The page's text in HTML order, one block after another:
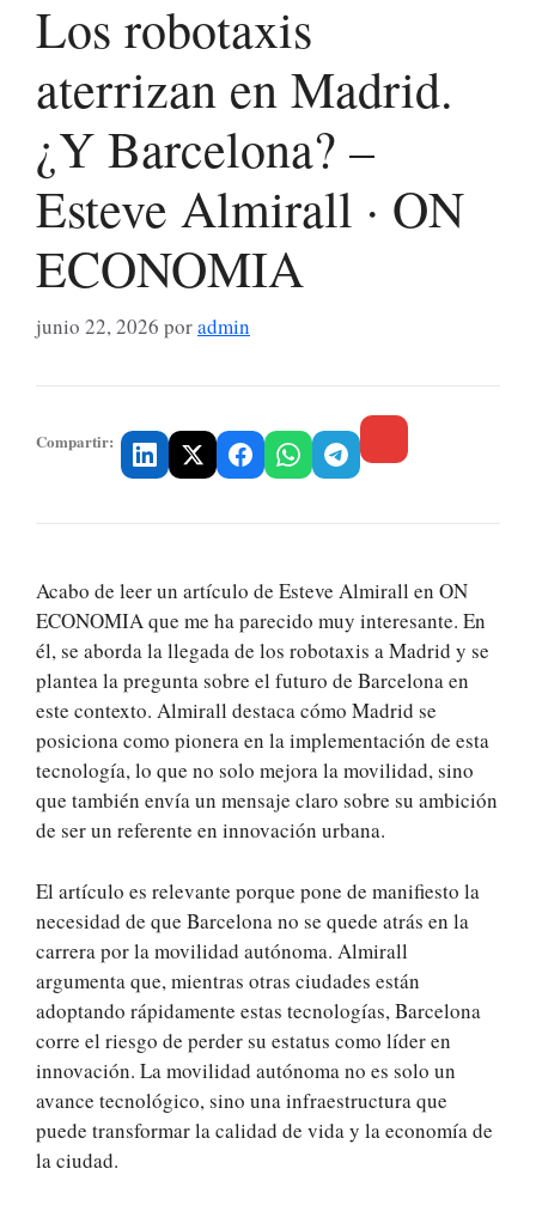
Los robotaxis
aterrizan en Madrid.
¿Y Barcelona? –
Esteve Almirall · ON
ECONOMIA
junio 22, 2026 poradmin
Compartir:
Acabo de leer un artículo de Esteve Almirall en ON
ECONOMIA que me ha parecido muy interesante. En
él, se aborda la llegada de los robotaxis a Madrid y se
plantea la pregunta sobre el futuro de Barcelona en
este contexto. Almirall destaca cómo Madrid se
posiciona como pionera en la implementación de esta
tecnología, lo que no solo mejora la movilidad, sino
que también envía un mensaje claro sobre su ambición
de ser un referente en innovación urbana.
El artículo es relevante porque pone de manifiesto la
necesidad de que Barcelona no se quede atrás en la
carrera por la movilidad autónoma. Almirall
argumenta que, mientras otras ciudades están
adoptando rápidamente estas tecnologías, Barcelona
corre el riesgo de perder su estatus como líder en
innovación. La movilidad autónoma no es solo un
avance tecnológico, sino una infraestructura que
puede transformar la calidad de vida y la economía de
la ciudad.